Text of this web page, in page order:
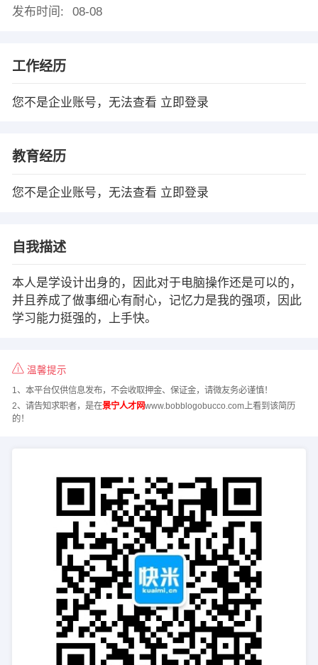
发布时间:
08-08
工作经历
您不是企业账号，无法查看 立即登录
教育经历
您不是企业账号，无法查看 立即登录
自我描述
本人是学设计出身的，因此对于电脑操作还是可以的，
并且养成了做事细心有耐心，记忆力是我的强项，因此
学习能力挺强的，上手快。
温馨提示
1、本平台仅供信息发布，不会收取押金、保证金，请微友务必谨慎！
2、请告知求职者，是在景宁人才网www.bobblogobucco.com上看到该简历
的！